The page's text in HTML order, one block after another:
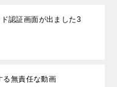
認証画面が出ました3
る無責任な動画